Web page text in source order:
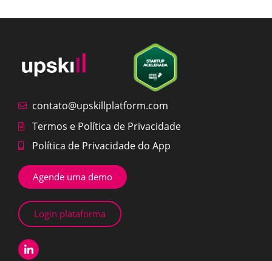
contato@upskillplatform.com
Termos e Política de Privacidade
Política de Privacidade do App
Agende uma demo
Login plataforma